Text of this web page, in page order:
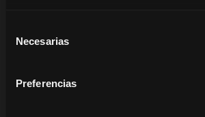
Necesarias
Preferencias